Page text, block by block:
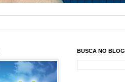
BUSCA NO BLOG